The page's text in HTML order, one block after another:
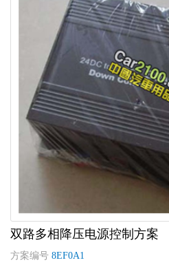
双路多相降压电源控制方案
方案编号 8EF0A1